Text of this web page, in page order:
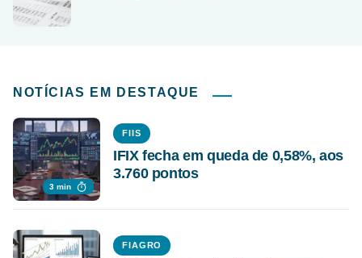
NOTÍCIAS EM DESTAQUE
3 min
FIIS
IFIX fecha em queda de 0,58%, aos
3.760 pontos
FIAGRO